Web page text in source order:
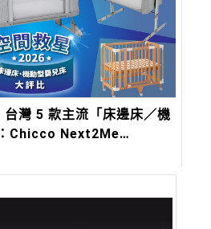
台灣 5 款主流「床邊床／機
Chicco Next2Me
終極解方